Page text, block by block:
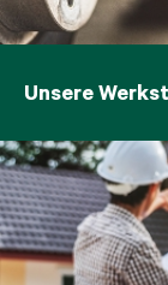
Unsere